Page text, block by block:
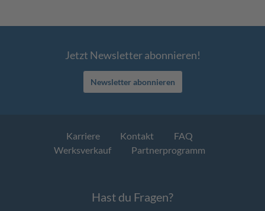
Jetzt Newsletter abonnieren!
Newsletter abonnieren
Karriere Kontakt
FAQ
Werksverkauf
Partnerprogramm
Hast du Fragen?